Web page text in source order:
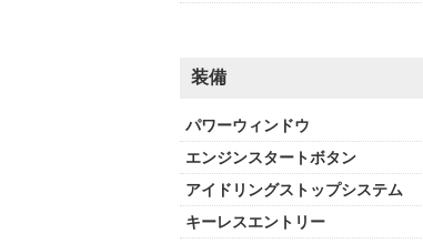
装備
パワーウィンドウ
エンジンスタートボタン
アイドリングストップシステム
キーレスエントリー